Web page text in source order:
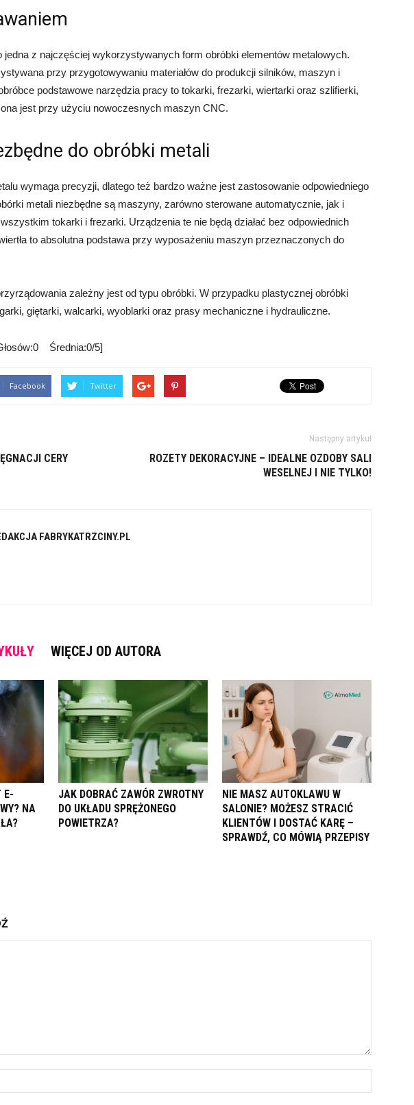
jedna z najczęściej wykorzystywanych form obróbki elementów metalowych.
przy przygotowywaniu materiałów do produkcji silników, maszyn i
podstawowe narzędzia pracy to tokarki, frezarki, wiertarki oraz szlifierki,
jest przy użyciu nowoczesnych maszyn CNC.
do obróbki metali
wymaga precyzji, dlatego też bardzo ważne jest zastosowanie odpowiedniego
metali niezbędne są maszyny, zarówno sterowane automatycznie, jak i
tokarki i frezarki. Urządzenia te nie będą działać bez odpowiednich
to absolutna podstawa przy wyposażeniu maszyn przeznaczonych do
zależny jest od typu obróbki. W przypadku plastycznej obróbki
giętarki, walcarki, wyoblarki oraz prasy mechaniczne i hydrauliczne.
Średnia:0/5]
Facebook Twitter
CERY
Następny artykuł
ROZETY DEKORACYJNE – IDEALNE OZDOBY SALI
WESELNEJ I NIE TYLKO!
FABRYKATRZCINY.PL
WIĘCEJ OD AUTORA
E-
NA
JAK DOBRAĆ ZAWÓR ZWROTNY
DO UKŁADU SPRĘŻONEGO
POWIETRZA?
NIE MASZ AUTOKLAWU W
SALONIE? MOŻESZ STRACIĆ
KLIENTÓW I DOSTAĆ KARĘ –
SPRAWDŹ, CO MÓWIĄ PRZEPISY